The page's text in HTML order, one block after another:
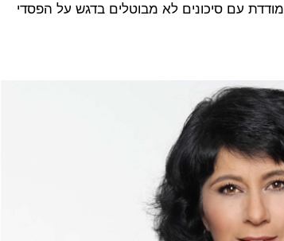
עם סיכונים לא מבוטלים בדגש על הפסדי